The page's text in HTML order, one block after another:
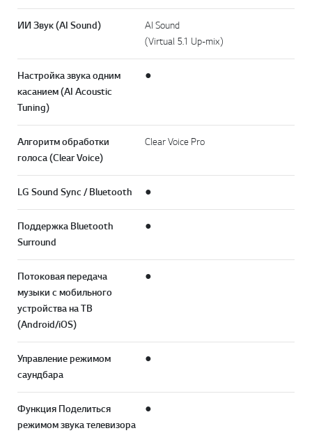
ИИ Звук (AI Sound)
AI Sound
(Virtual 5.1 Up-mix)
Настройка звука одним
касанием (AI Acoustic
Tuning)
●
Алгоритм обработки
голоса (Clear Voice)
Clear Voice Pro
LG Sound Sync / Bluetooth ●
Поддержка Bluetooth
Surround
●
Потоковая передача
музыки с мобильного
устройства на ТВ
(Android/iOS)
●
Управление режимом
саундбара
●
Функция Поделиться
режимом звука телевизора
●